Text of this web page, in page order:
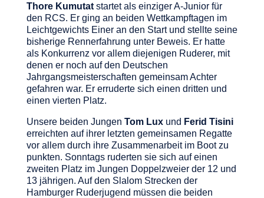
Thore Kumutatstartet als einziger A-Junior für
den RCS. Er ging an beiden Wettkampftagen im
Leichtgewichts Einer an den Start und stellte seine
bisherige Rennerfahrung unter Beweis. Er hatte
als Konkurrenz vor allem diejenigen Ruderer, mit
denen er noch auf den Deutschen
Jahrgangsmeisterschaften gemeinsam Achter
gefahren war. Er erruderte sich einen dritten und
einen vierten Platz.
Unsere beiden Jungen Tom Luxund Ferid Tisini
erreichten auf ihrer letzten gemeinsamen Regatte
vor allem durch ihre Zusammenarbeit im Boot zu
punkten. Sonntags ruderten sie sich auf einen
zweiten Platz im Jungen Doppelzweier der 12 und
13 jährigen. Auf den Slalom Strecken der
Hamburger Ruderjugend müssen die beiden